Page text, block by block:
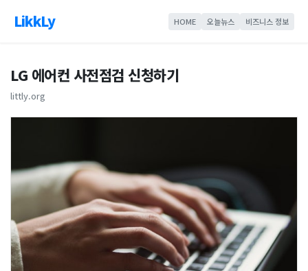
LikkLy HOME 오늘뉴스 비즈니스 정보
LG 에어컨 사전점검 신청하기
littly.org